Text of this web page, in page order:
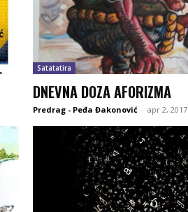
Satatatira
DNEVNA DOZA AFORIZMA
Predrag - Peđa Đakonović - apr 2, 2017